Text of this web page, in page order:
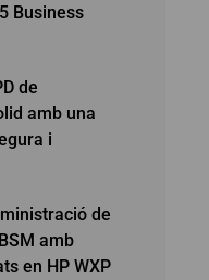
Business
de
amb una
i
de
amb
en HP WXP